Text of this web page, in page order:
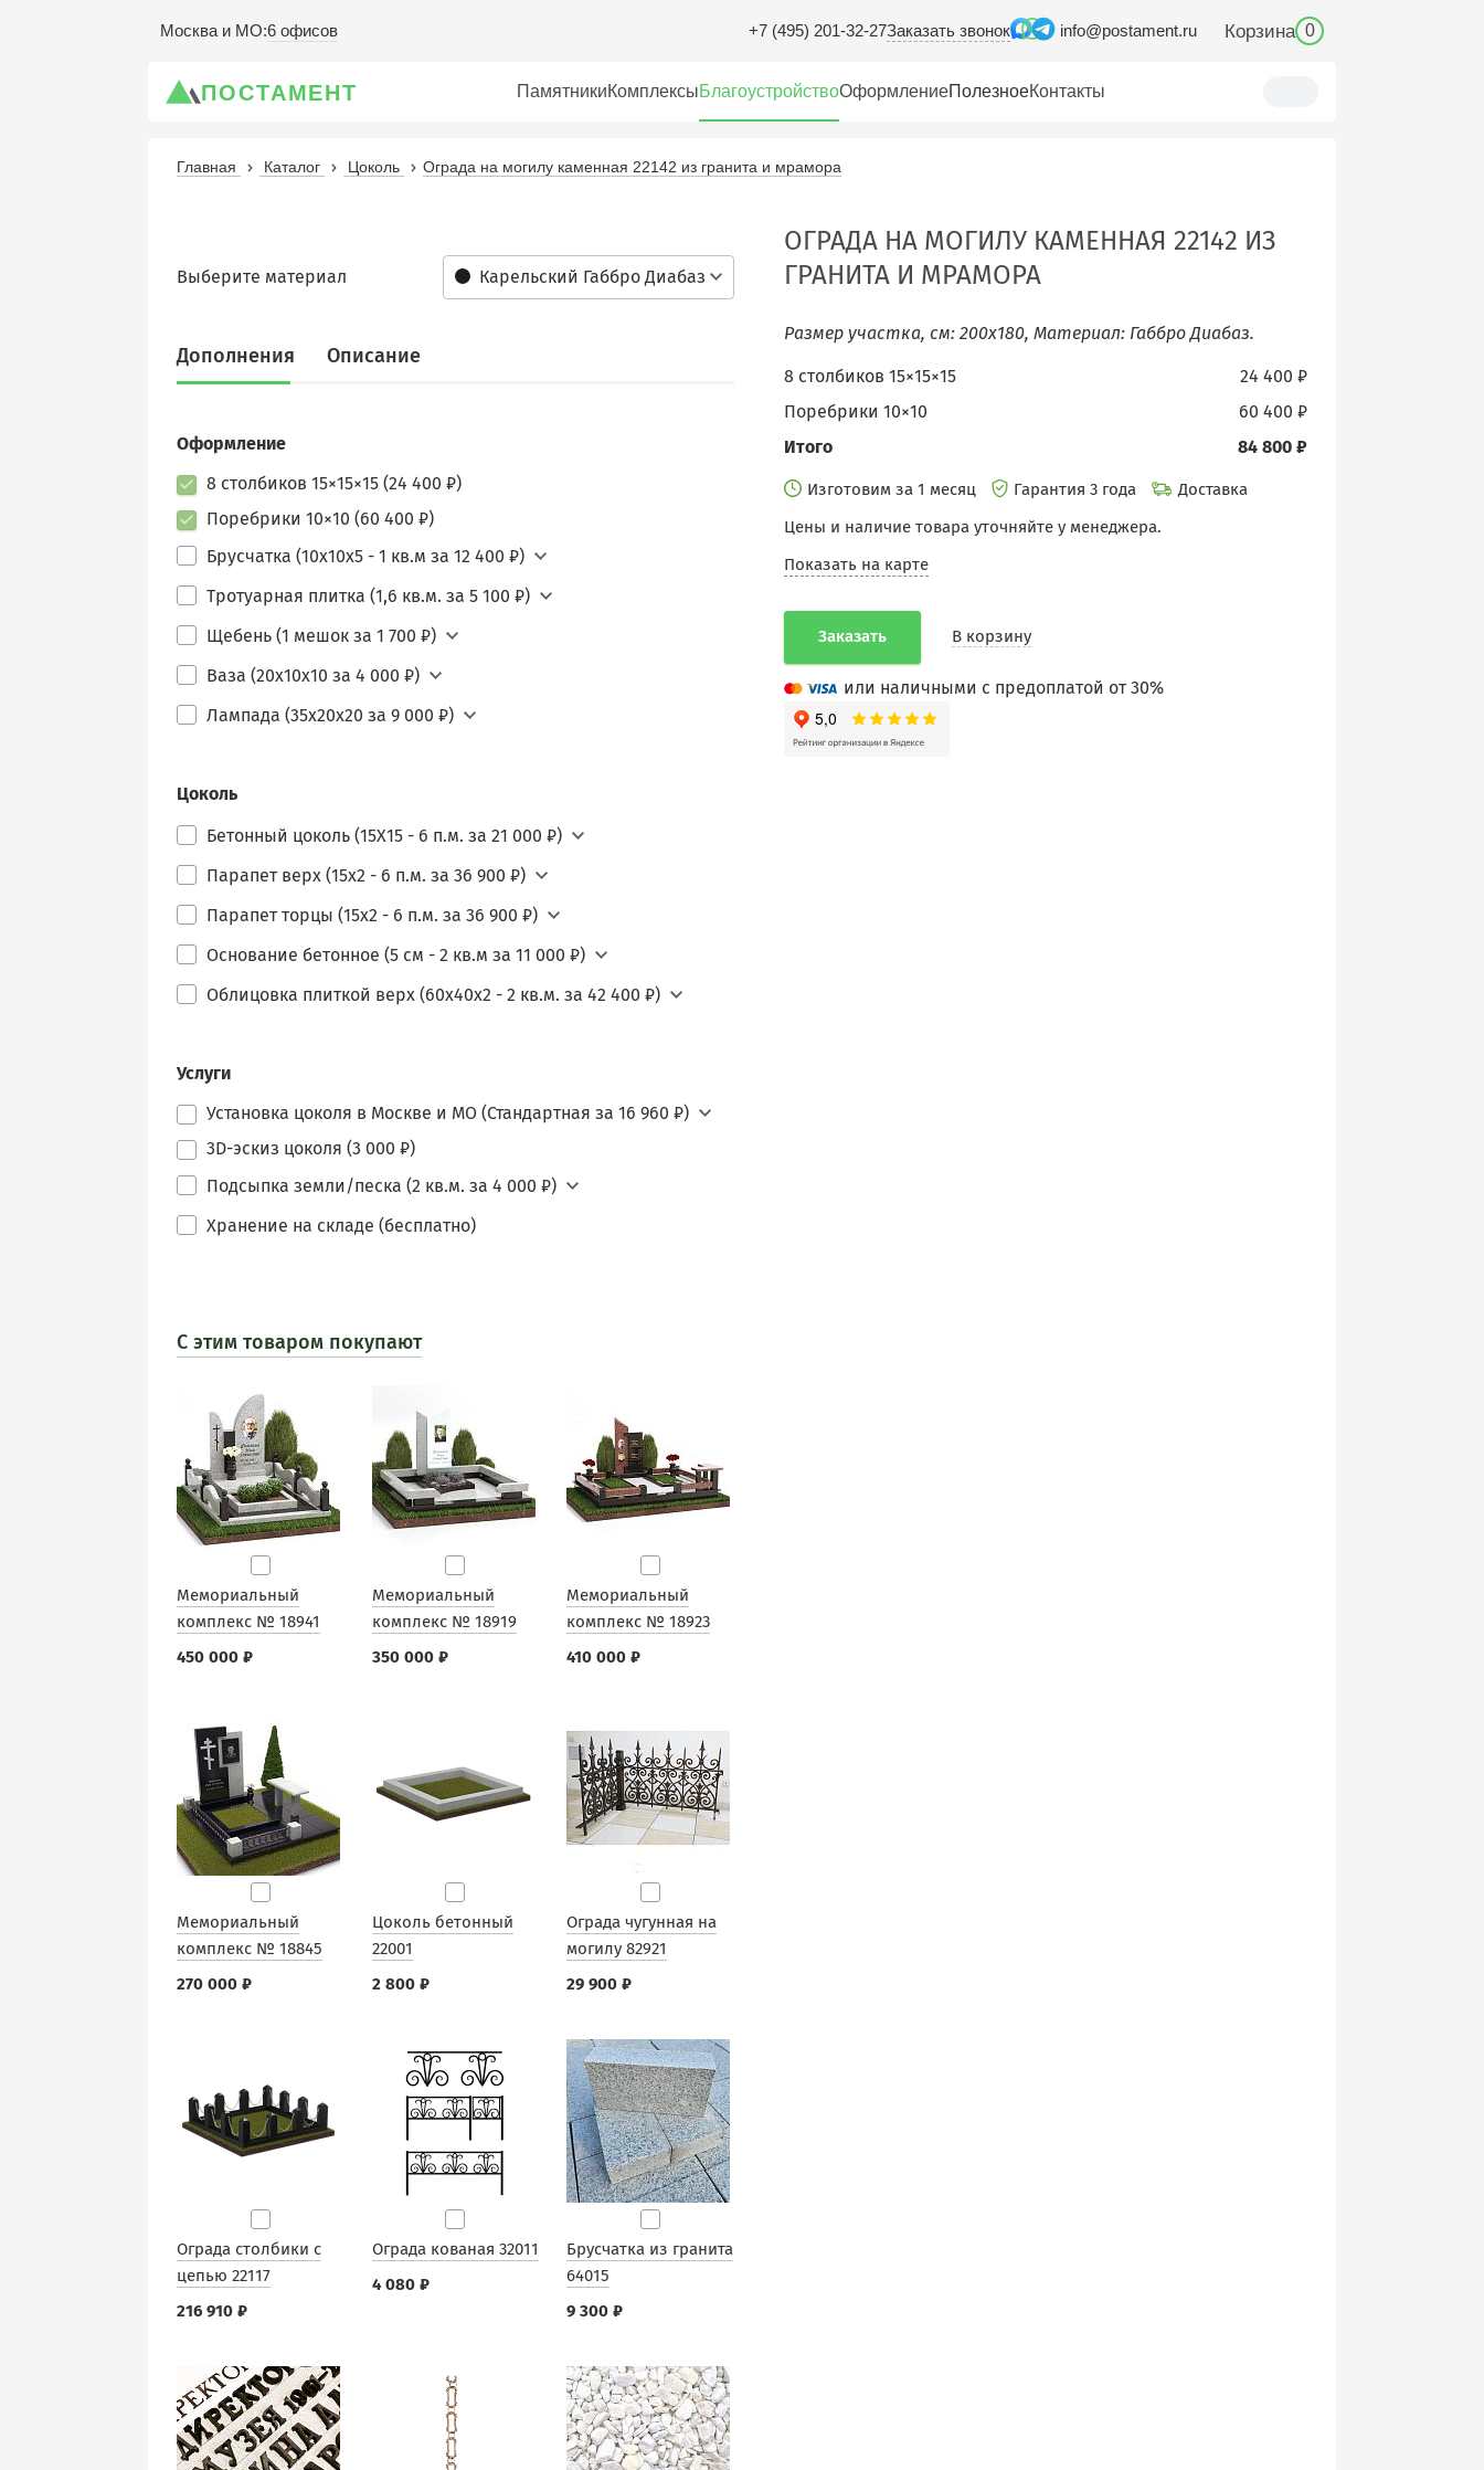
Москва и МО:6 офисов +7 (495) 201-32-27Заказать звонок info@postament.ru Корзина 0
ПОСТАМЕНТ ПамятникиКомплексыБлагоустройствоОформлениеПолезноеКонтакты
Главная Каталог Цоколь Ограда на могилу каменная 22142 из гранита и мрамора
Карельский Габбро Диабаз
Выберите материал
Дополнения Описание
Оформление
8 столбиков 15×15×15 (24 400 ₽)
Поребрики 10×10 (60 400 ₽)
Брусчатка (10х10х5 - 1 кв.м за 12 400 ₽)
Тротуарная плитка (1,6 кв.м. за 5 100 ₽)
Щебень (1 мешок за 1 700 ₽)
Ваза (20х10х10 за 4 000 ₽)
Лампада (35х20х20 за 9 000 ₽)
Цоколь
Бетонный цоколь (15Х15 - 6 п.м. за 21 000 ₽)
Парапет верх (15х2 - 6 п.м. за 36 900 ₽)
Парапет торцы (15х2 - 6 п.м. за 36 900 ₽)
Основание бетонное (5 см - 2 кв.м за 11 000 ₽)
Облицовка плиткой верх (60х40х2 - 2 кв.м. за 42 400 ₽)
Услуги
Установка цоколя в Москве и МО (Стандартная за 16 960 ₽)
3D-эскиз цоколя (3 000 ₽)
Подсыпка земли/песка (2 кв.м. за 4 000 ₽)
Хранение на складе (бесплатно)
С этим товаром покупают
Мемориальный
комплекс № 18941
450 000 ₽
Мемориальный
комплекс № 18919
350 000 ₽
Мемориальный
комплекс № 18923
410 000 ₽
Мемориальный
комплекс № 18845
270 000 ₽
Цоколь бетонный
22001
2 800 ₽
Ограда чугунная на
могилу 82921
29 900 ₽
Ограда столбики с
цепью 22117
216 910 ₽
Ограда кованая 32011
4 080 ₽
Брусчатка из гранита
64015
9 300 ₽
ОГРАДА НА МОГИЛУ КАМЕННАЯ 22142 ИЗ
ГРАНИТА И МРАМОРА
Размер участка, см: 200х180, Материал: Габбро Диабаз.
24 400 ₽
8 столбиков 15×15×15
60 400 ₽
Поребрики 10×10
84 800 ₽
Итого
Изготовим за 1 месяц Гарантия 3 года
Доставка
Цены и наличие товара уточняйте у менеджера.
Показать на карте
Заказать В корзину
или наличными с предоплатой от 30%